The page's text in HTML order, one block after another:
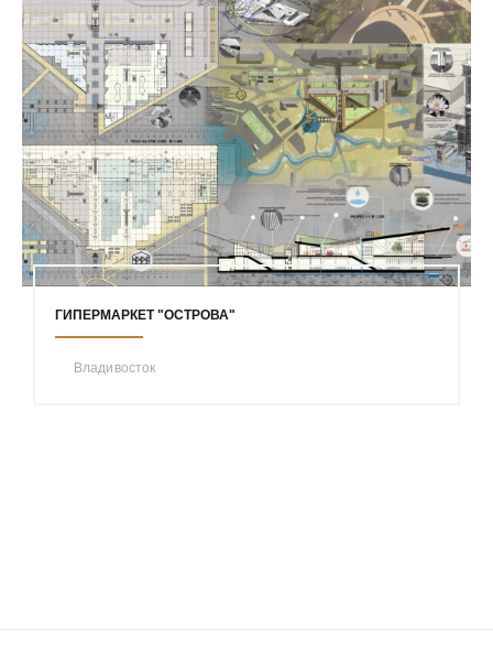
ГИПЕРМАРКЕТ "ОСТРОВА"
Владивосток